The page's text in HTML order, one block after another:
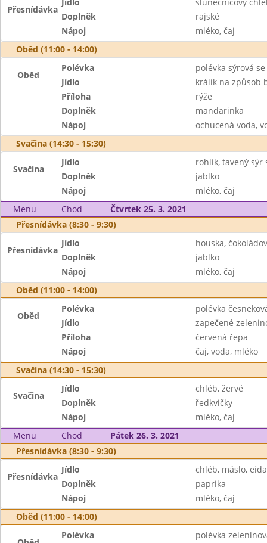
Přesnídávka
Doplněk
rajské
Nápoj
mléko, čaj
Oběd (11:00 - 14:00)
Oběd
Polévka
polévka sýrová
Jídlo
králík na způsob
Příloha
rýže
Doplněk
mandarinka
Nápoj
ochucená voda,
Svačina (14:30 - 15:30)
Svačina
Jídlo
rohlík, tavený sýr
Doplněk
jablko
Nápoj
mléko, čaj
Menu
Chod
Čtvrtek 25. 3. 2021
Přesnídávka (8:30 - 9:30)
Přesnídávka
Jídlo
houska,
Doplněk
jablko
Nápoj
mléko, čaj
Oběd (11:00 - 14:00)
Oběd
Polévka
polévka
Jídlo
zapečené
Příloha
červená řepa
Nápoj
čaj, voda, mléko
Svačina (14:30 - 15:30)
Svačina
Jídlo
chléb, žervé
Doplněk
ředkvičky
Nápoj
mléko, čaj
Menu
Chod
Pátek 26. 3. 2021
Přesnídávka (8:30 - 9:30)
Přesnídávka
Jídlo
chléb, máslo,
Doplněk
paprika
Nápoj
mléko, čaj
Oběd (11:00 - 14:00)
Polévka
polévka